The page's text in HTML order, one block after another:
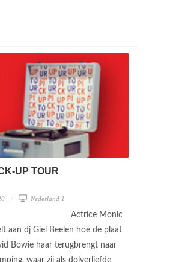
UP TOUR
Nederland 1
Actrice Monic
aan dj Giel Beelen hoe de plaat
Bowie haar terugbrengt naar
waar zij als dolverliefde